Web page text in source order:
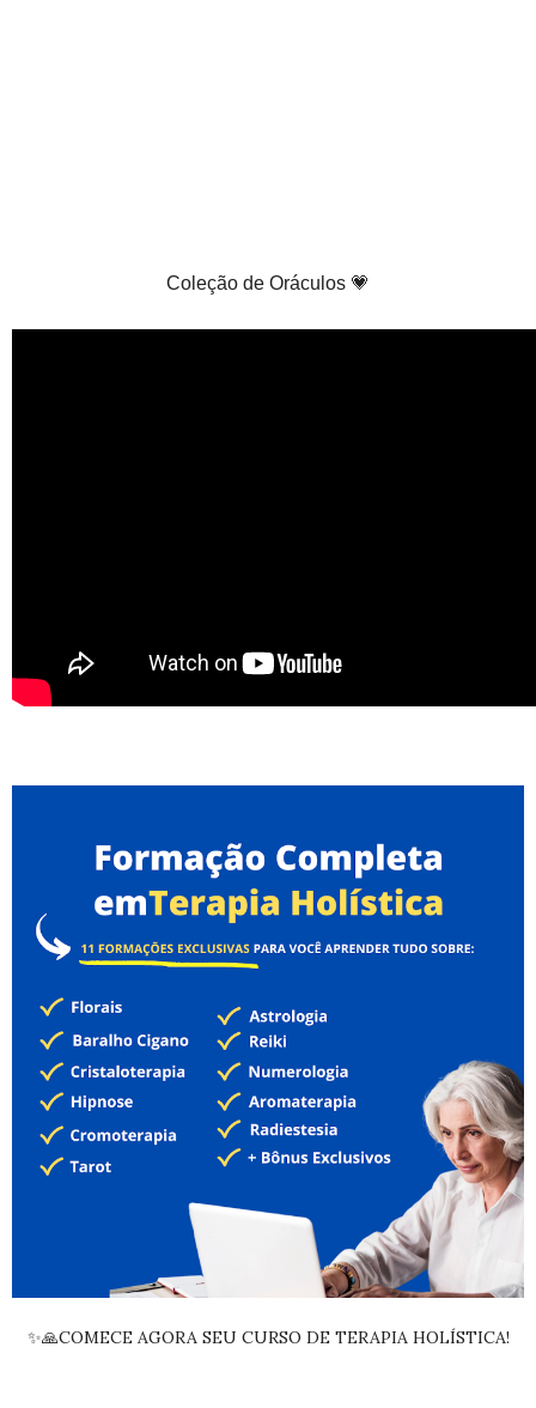
Coleção de Oráculos 💗
✨🙏COMECE AGORA SEU CURSO DE TERAPIA HOLÍSTICA!